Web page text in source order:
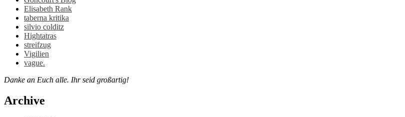
Elisabeth Rank
taberna kritika
silvio colditz
Hightatras
streifzug
Vigilien
vague.
Danke an Euch alle. Ihr seid großartig!
Archive